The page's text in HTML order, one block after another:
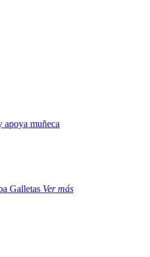
apoya muñeca
Galletas Ver más